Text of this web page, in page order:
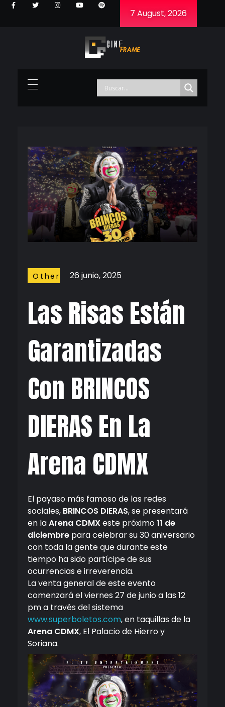
7 August, 2026
Las Risas Están
Garantizadas
Con BRINCOS
DIERAS En La
Arena CDMX
26 junio, 2025
Other
El payaso más famoso de las redes
sociales, BRINCOS DIERAS, se presentará
en laArena CDMX este próximo11 de
diciembre para celebrar su 30 aniversario
con toda la gente que durante este
tiempo ha sido partícipe de sus
ocurrencias e irreverencia.
La venta general de este evento
comenzará el viernes 27 de junio a las 12
pm a través del sistema
www.superboletos.com, en taquillas de la
Arena CDMX, El Palacio de Hierro y
Soriana.